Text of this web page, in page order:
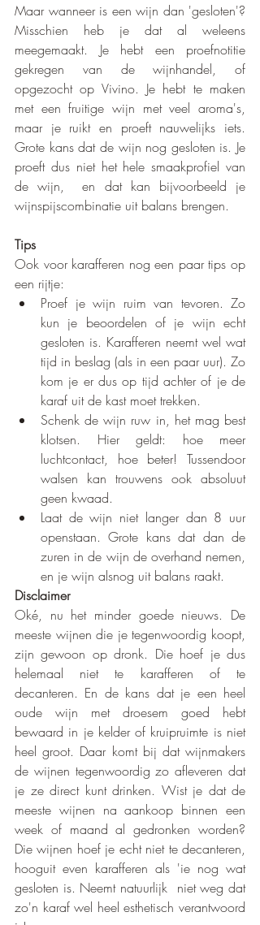
Maar wanneer is een wijn dan 'gesloten'?
Misschien heb je dat al weleens
meegemaakt. Je hebt een proefnotitie
gekregen van de wijnhandel, of
opgezocht op Vivino. Je hebt te maken
met een fruitige wijn met veel aroma's,
maar je ruikt en proeft nauwelijks iets.
Grote kans dat de wijn nog gesloten is. Je
proeft dus niet het hele smaakprofiel van
de wijn,  en dat kan bijvoorbeeld je
wijnspijscombinatie uit balans brengen.
Tips
Ook voor karafferen nog een paar tips op
een rijtje:
Proef je wijn ruim van tevoren. Zo
kun je beoordelen of je wijn echt
gesloten is. Karafferen neemt wel wat
tijd in beslag (als in een paar uur). Zo
kom je er dus op tijd achter of je de
karaf uit de kast moet trekken.
Schenk de wijn ruw in, het mag best
klotsen. Hier geldt: hoe meer
luchtcontact, hoe beter! Tussendoor
walsen kan trouwens ook absoluut
geen kwaad.
Laat de wijn niet langer dan 8 uur
openstaan. Grote kans dat dan de
zuren in de wijn de overhand nemen,
en je wijn alsnog uit balans raakt.
Disclaimer
Oké, nu het minder goede nieuws. De
meeste wijnen die je tegenwoordig koopt,
zijn gewoon op dronk. Die hoef je dus
helemaal niet te karafferen of te
decanteren. En de kans dat je een heel
oude wijn met droesem goed hebt
bewaard in je kelder of kruipruimte is niet
heel groot. Daar komt bij dat wijnmakers
de wijnen tegenwoordig zo afleveren dat
je ze direct kunt drinken. Wist je dat de
meeste wijnen na aankoop binnen een
week of maand al gedronken worden?
Die wijnen hoef je echt niet te decanteren,
hooguit even karafferen als 'ie nog wat
gesloten is. Neemt natuurlijk  niet weg dat
zo'n karaf wel heel esthetisch verantwoord